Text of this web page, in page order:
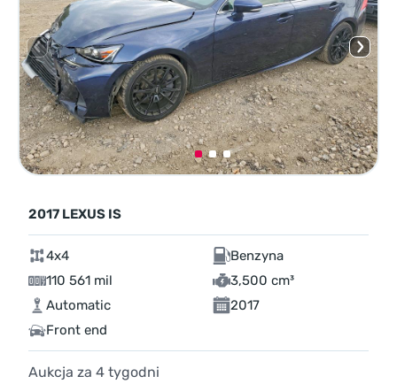
2017 LEXUS IS
4x4
Benzyna
110 561 mil
3,500 cm³
Automatic
2017
Front end
Aukcja za 4 tygodni